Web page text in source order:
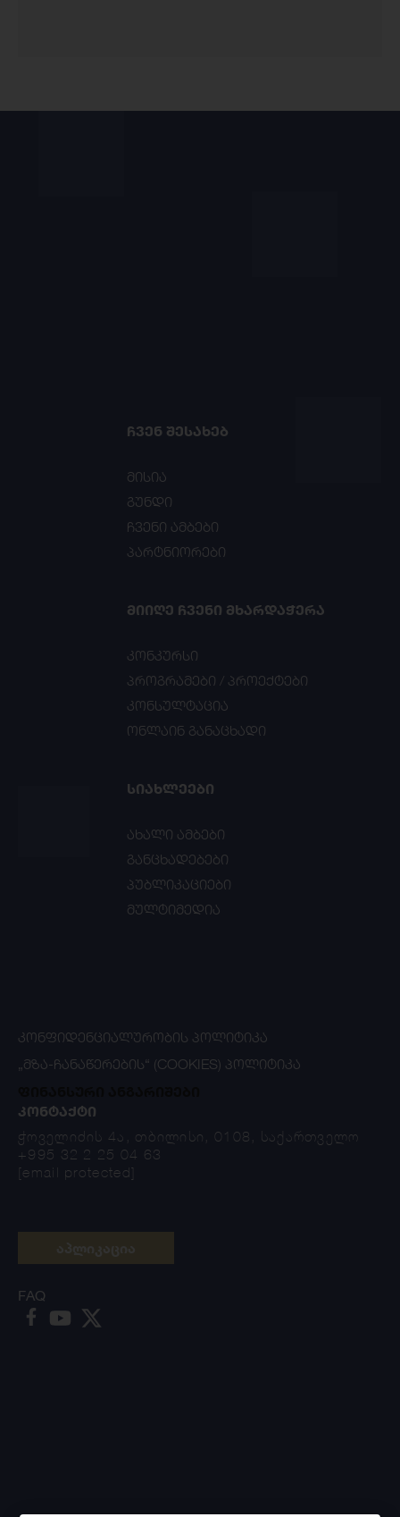
ᲩᲕᲔᲜ ᲨᲔᲡᲐᲮᲔᲑ
მისია
გუნდი
ჩვენი ამბები
პარტნიორები
ᲛᲘᲘᲦᲔ ᲩᲕᲔᲜᲘ ᲛᲮᲐᲠᲓᲐᲭᲔᲠᲐ
კონკურსი
პროგრამები / პროექტები
კონსულტაცია
ონლაინ განაცხადი
ᲡᲘᲐᲮᲚᲔᲔᲑᲘ
ახალი ამბები
განცხადებები
პუბლიკაციები
მულტიმედია
ᲙᲝᲜᲤᲘᲓᲔᲜᲪᲘᲐᲚᲣᲠᲝᲑᲘᲡ ᲞᲝᲚᲘᲢᲘᲙᲐ
„ᲛᲖᲐ-ᲩᲐᲜᲐᲬᲔᲠᲔᲑᲘᲡ“ (COOKIES) ᲞᲝᲚᲘᲢᲘᲙᲐ
ᲙᲝᲜᲢᲐᲥᲢᲘ
ჭოველიძის 4ა, თბილისი, 0108, საქართველო
+995 32 2 25 04 63
[email protected]
FAQ